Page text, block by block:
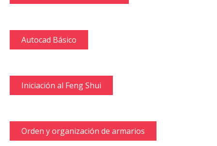
Autocad Básico
Iniciación al Feng Shui
Orden y organización de armarios